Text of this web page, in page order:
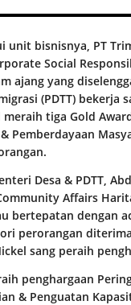
bisnisnya, PT
Social
ajang yang
(PDTT) bekerja
tiga Gold
Pemberdayaan
Desa & PDTT,
Affairs
bertepatan dengan
perorangan
sang peraih
penghargaan
& Penguatan